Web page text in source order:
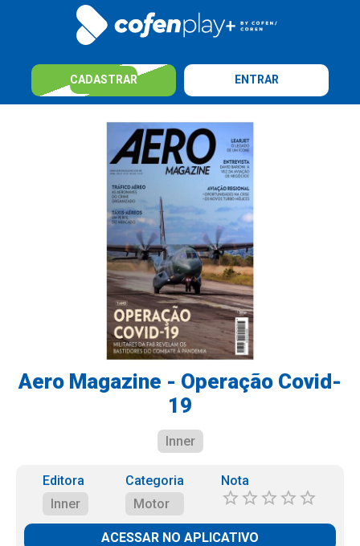
CADASTRAR ENTRAR
Aero Magazine - Operação Covid-
19
Inner
Editora
Inner
Categoria
Motor
Nota
ACESSAR NO APLICATIVO